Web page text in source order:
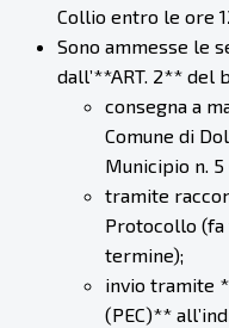
Collio entro le ore
Sono ammesse le
dall’**ART. 2** del
consegna a
Comune di
Municipio n.
tramite
Protocollo
termine);
invio tramite
(PEC)**